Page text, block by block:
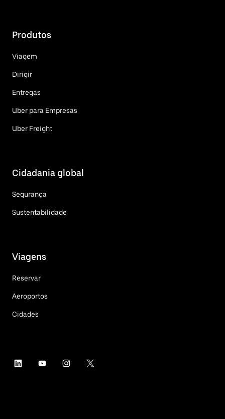
Produtos
Viagem
Dirigir
Entregas
Uber para Empresas
Uber Freight
Cidadania global
Segurança
Sustentabilidade
Viagens
Reservar
Aeroportos
Cidades